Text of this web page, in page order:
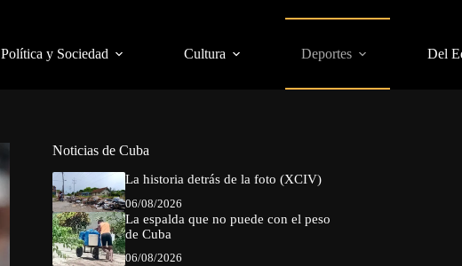
Política y Sociedad Cultura Deportes Del
Noticias de Cuba
La historia detrás de la foto (XCIV)
06/08/2026
La espalda que no puede con el peso
de Cuba
06/08/2026